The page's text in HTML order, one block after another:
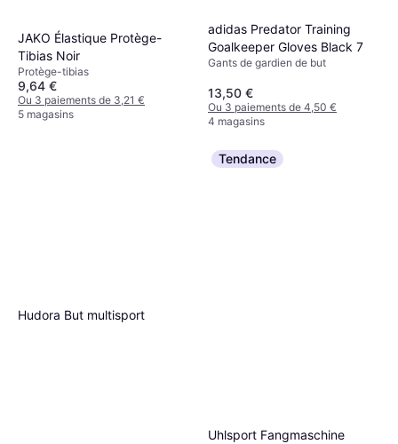
JAKO Élastique Protège-
Tibias Noir
Protège-tibias
9,64 €
Ou 3 paiements de 3,21 €
5 magasins
adidas Predator Training
Goalkeeper Gloves Black 7
Gants de gardien de but
13,50 €
Ou 3 paiements de 4,50 €
4 magasins
Hudora But multisport
Tendance
Uhlsport Fangmaschine